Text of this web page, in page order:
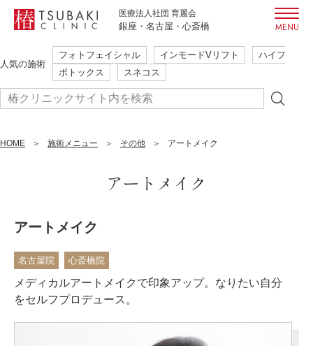
医療法人社団 育麗会
銀座・名古屋・心斎橋
人気の施術
フォトフェイシャル インモードVリフト
ハイフ
ボトックス
スネコス
初めての方も安心・安全
ご相談だけでも大歓迎
本当に必要な施術のみ提案
まずはご予約
簡単WEB予約
人気の施術
フォトフェイシャル
ボトックス
HOME 施術メニュー その他 アートメイク
アートメイク
アートメイク
名古屋院 心斎橋院
メディカルアートメイクで印象アップ。なりたい自分
をセルフプロデュース。